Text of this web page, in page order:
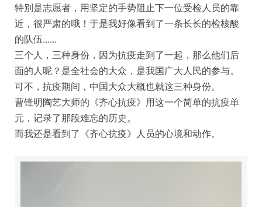
特别是志愿者，用坚定的手势阻止下一位受检人员的靠
近，很严肃的哦！于是我好像看到了一条长长的检核酸
的队伍......
三个人，三种身份，因为抗疫走到了一起，那么他们后
面的人呢？是全社会的大众，是我国广大人民的参与。
可不，抗疫期间，中国大众大概也就这三种身份。
曹锋明陶艺大师的《齐心抗疫》用这一个简单的抗疫单
元，记录了那段难忘的历史。
而我还是看到了《齐心抗疫》人员的心境和动作。